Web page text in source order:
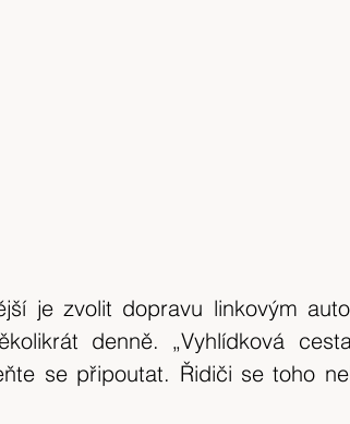
je zvolit dopravu linkovým
denně. „Vyhlídková
se připoutat. Řidiči se toho